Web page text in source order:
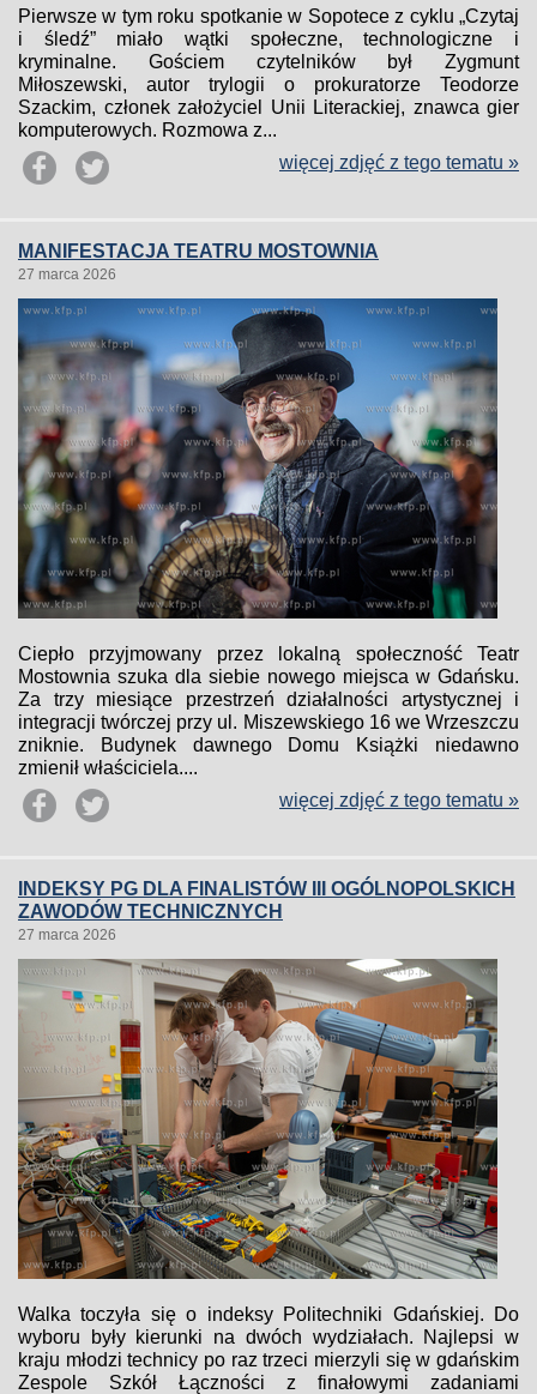
Pierwsze w tym roku spotkanie w Sopotece z cyklu „Czytaj
i śledź” miało wątki społeczne, technologiczne i
kryminalne. Gościem czytelników był Zygmunt
Miłoszewski, autor trylogii o prokuratorze Teodorze
Szackim, członek założyciel Unii Literackiej, znawca gier
komputerowych. Rozmowa z...
więcej zdjęć z tego tematu »
MANIFESTACJA TEATRU MOSTOWNIA
27 marca 2026
Ciepło przyjmowany przez lokalną społeczność Teatr
Mostownia szuka dla siebie nowego miejsca w Gdańsku.
Za trzy miesiące przestrzeń działalności artystycznej i
integracji twórczej przy ul. Miszewskiego 16 we Wrzeszczu
zniknie. Budynek dawnego Domu Książki niedawno
zmienił właściciela....
więcej zdjęć z tego tematu »
INDEKSY PG DLA FINALISTÓW III OGÓLNOPOLSKICH
ZAWODÓW TECHNICZNYCH
27 marca 2026
Walka toczyła się o indeksy Politechniki Gdańskiej. Do
wyboru były kierunki na dwóch wydziałach. Najlepsi w
kraju młodzi technicy po raz trzeci mierzyli się w gdańskim
Zespole Szkół Łączności z finałowymi zadaniami